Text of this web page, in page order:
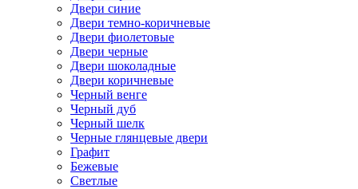
Двери синие
Двери темно-коричневые
Двери фиолетовые
Двери черные
Двери шоколадные
Двери коричневые
Черный венге
Черный дуб
Черный шелк
Черные глянцевые двери
Графит
Бежевые
Светлые